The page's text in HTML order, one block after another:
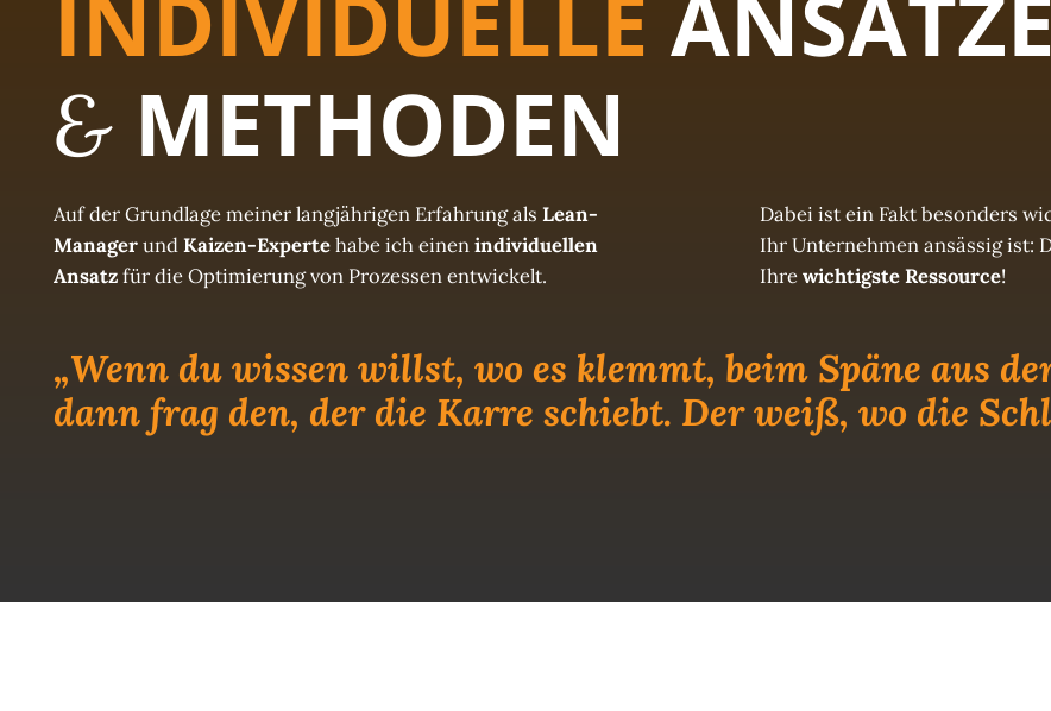
&METHODEN
Auf der Grundlage meiner langjährigen Erfahrung als Lean-
ManagerundKaizen-Expertehabe ich einenindividuellen
Ansatzfür die Optimierung von Prozessen entwickelt.
Dabei ist ein Fakt besonders
Ihr Unternehmen ansässig ist:
Ihrewichtigste Ressource!
„Wenn du wissen willst, wo es klemmt, beim Späne aus
dann frag den, der die Karre schiebt. Der weiß, wo die